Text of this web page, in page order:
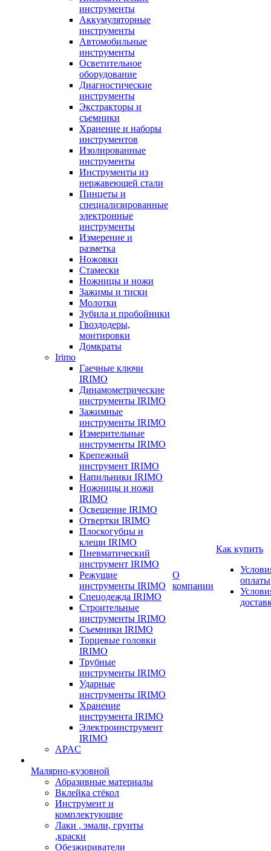
инструменты
Аккумуляторные
инструменты
Автомобильные
инструменты
Осветительное
оборудование
Диагностические
инструменты
Экстракторы и
съемники
Хранение и наборы
инструментов
Изолированные
инструменты
Инструменты из
нержавеющей стали
Пинцеты и
специализированные
электронные
инструменты
Измерение и
разметка
Ножовки
Стамески
Ножницы и ножи
Зажимы и тиски
Молотки
Зубила и пробойники
Гвоздодеры,
монтировки
Домкраты
Irimo
Гаечные ключи
IRIMO
Динамометрические
инструменты IRIMO
Зажимные
инструменты IRIMO
Измерительные
инструменты IRIMO
Крепежный
инструмент IRIMO
Напильники IRIMO
Ножницы и ножи
IRIMO
Освещение IRIMO
Отвертки IRIMO
Плоскогубцы и
клещи IRIMO
Пневматический
инструмент IRIMO
Режущие
инструменты IRIMO
Спецодежда IRIMO
Строительные
инструменты IRIMO
Съемники IRIMO
Торцевые головки
IRIMO
Трубные
инструменты IRIMO
Ударные
инструменты IRIMO
Хранение
инструмента IRIMO
Электроинструмент
IRIMO
APAC
Малярно-кузовной
Абразивные материалы
Вклейка стёкол
Инструмент и
комплектующие
Лаки , эмали, грунты
,краски
Обезжириватели
О
компании
Как купить
оплаты